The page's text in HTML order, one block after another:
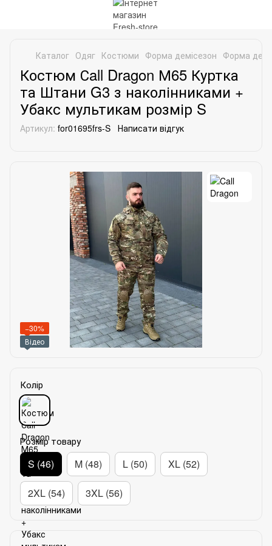
Каталог Одяг Костюми Форма демісезон Форма
Костюм Сall Dragon М65 Куртка
та Штани G3 з наколінниками +
Убакс мультикам розмір S
Артикул: for01695frs-S Написати відгук
−30%
Відео
Колір
Розмір товару
S (46) M (48) L (50) XL (52)
2XL (54) 3XL (56)